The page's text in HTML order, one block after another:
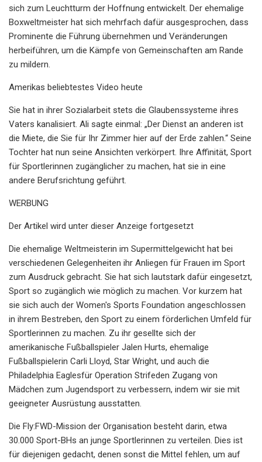
sich zum Leuchtturm der Hoffnung entwickelt. Der ehemalige
Boxweltmeister hat sich mehrfach dafür ausgesprochen, dass
Prominente die Führung übernehmen und Veränderungen
herbeiführen, um die Kämpfe von Gemeinschaften am Rande
zu mildern.
Amerikas beliebtestes Video heute
Sie hat in ihrer Sozialarbeit stets die Glaubenssysteme ihres
Vaters kanalisiert. Ali sagte einmal: „Der Dienst an anderen ist
die Miete, die Sie für Ihr Zimmer hier auf der Erde zahlen.“ Seine
Tochter hat nun seine Ansichten verkörpert. Ihre Affinität, Sport
für Sportlerinnen zugänglicher zu machen, hat sie in eine
andere Berufsrichtung geführt.
WERBUNG
Der Artikel wird unter dieser Anzeige fortgesetzt
Die ehemalige Weltmeisterin im Supermittelgewicht hat bei
verschiedenen Gelegenheiten ihr Anliegen für Frauen im Sport
zum Ausdruck gebracht. Sie hat sich lautstark dafür eingesetzt,
Sport so zugänglich wie möglich zu machen. Vor kurzem hat
sie sich auch der Women's Sports Foundation angeschlossen
in ihrem Bestreben, den Sport zu einem förderlichen Umfeld für
Sportlerinnen zu machen. Zu ihr gesellte sich der
amerikanische Fußballspieler Jalen Hurts, ehemalige
Fußballspielerin Carli Lloyd, Star Wright, und auch die
Philadelphia Eaglesfür Operation Strifeden Zugang von
Mädchen zum Jugendsport zu verbessern, indem wir sie mit
geeigneter Ausrüstung ausstatten.
Die Fly:FWD-Mission der Organisation besteht darin, etwa
30.000 Sport-BHs an junge Sportlerinnen zu verteilen. Dies ist
für diejenigen gedacht, denen sonst die Mittel fehlen, um auf